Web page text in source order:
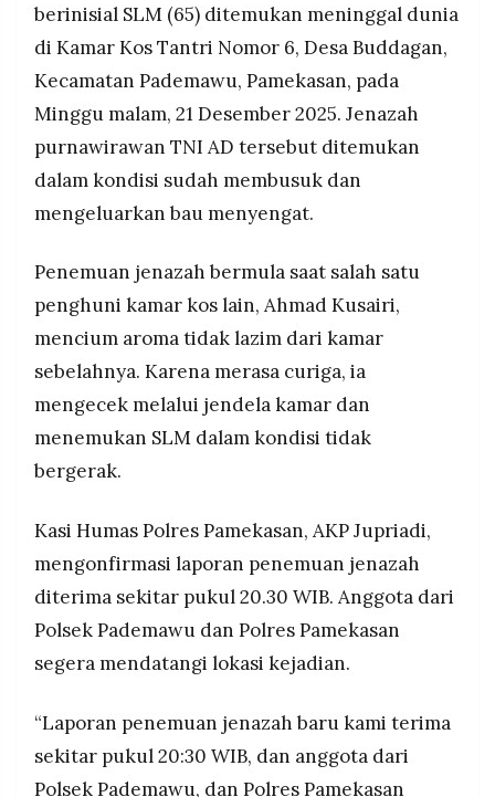
©
PT.
RESOLUSI
PRAMUDITA
©
Resolusi.co
-
2026
RESOLUSI
PRAMUDITA
dan bau menyengat.
Ketahuan dari Bau Tak Sedap: Penghuni kos lain
Ahmad Kusairi cium aroma tidak lazim, cek lewat
jendela temukan SLM tak bergerak, lapor polisi
pukul 20.30 WIB.
TKP dan evakuasi jenazah ke RSUD Smart, hasil
pemeriksaan tak ada tanda kekerasan, keluarga
Pamekasan.
berinisial SLM (65) ditemukan meninggal dunia
di Kamar Kos Tantri Nomor 6, Desa Buddagan,
Kecamatan Pademawu, Pamekasan, pada
Minggu malam, 21 Desember 2025. Jenazah
purnawirawan TNI AD tersebut ditemukan
dalam kondisi sudah membusuk dan
mengeluarkan bau menyengat.
Penemuan jenazah bermula saat salah satu
penghuni kamar kos lain, Ahmad Kusairi,
mencium aroma tidak lazim dari kamar
sebelahnya. Karena merasa curiga, ia
mengecek melalui jendela kamar dan
menemukan SLM dalam kondisi tidak
bergerak.
Kasi Humas Polres Pamekasan, AKP Jupriadi,
mengonfirmasi laporan penemuan jenazah
diterima sekitar pukul 20.30 WIB. Anggota dari
Polsek Pademawu dan Polres Pamekasan
segera mendatangi lokasi kejadian.
“Laporan penemuan jenazah baru kami terima
sekitar pukul 20:30 WIB, dan anggota dari
Polsek Pademawu, dan Polres Pamekasan